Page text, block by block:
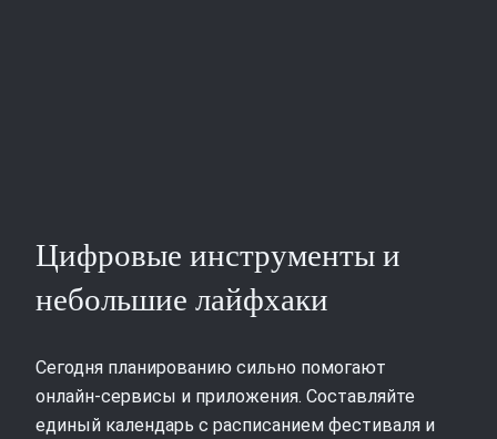
Цифровые инструменты и
небольшие лайфхаки
Сегодня планированию сильно помогают
онлайн‑сервисы и приложения. Составляйте
единый календарь с расписанием фестиваля и